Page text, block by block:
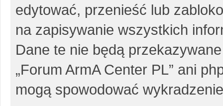
edytować, przenieść lub
na zapisywanie wszystkich
Dane te nie będą
„Forum ArmA Center PL” ani
mogą spowodować